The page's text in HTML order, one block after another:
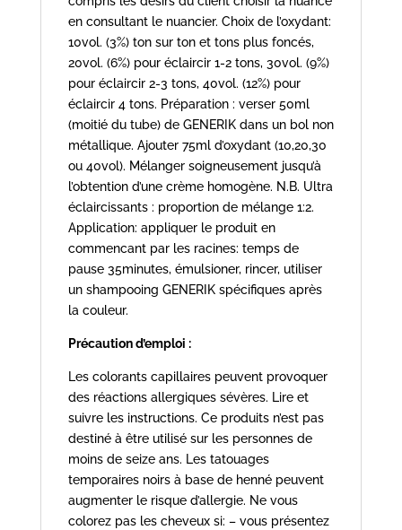
en consultant le nuancier. Choix de l’oxydant:
10vol. (3%) ton sur ton et tons plus foncés,
20vol. (6%) pour éclaircir 1-2 tons, 30vol. (9%)
pour éclaircir 2-3 tons, 40vol. (12%) pour
éclaircir 4 tons. Préparation : verser 50ml
(moitié du tube) de GENERIK dans un bol non
métallique. Ajouter 75ml d’oxydant (10,20,30
ou 40vol). Mélanger soigneusement jusqu’à
l’obtention d’une crème homogène. N.B. Ultra
éclaircissants : proportion de mélange 1:2.
Application: appliquer le produit en
commencant par les racines: temps de
pause 35minutes, émulsioner, rincer, utiliser
un shampooing GENERIK spécifiques après
la couleur.
Précaution d’emploi :
Les colorants capillaires peuvent provoquer
des réactions allergiques sévères. Lire et
suivre les instructions. Ce produits n’est pas
destiné à être utilisé sur les personnes de
moins de seize ans. Les tatouages
temporaires noirs à base de henné peuvent
augmenter le risque d’allergie. Ne vous
colorez pas les cheveux si: – vous présentez